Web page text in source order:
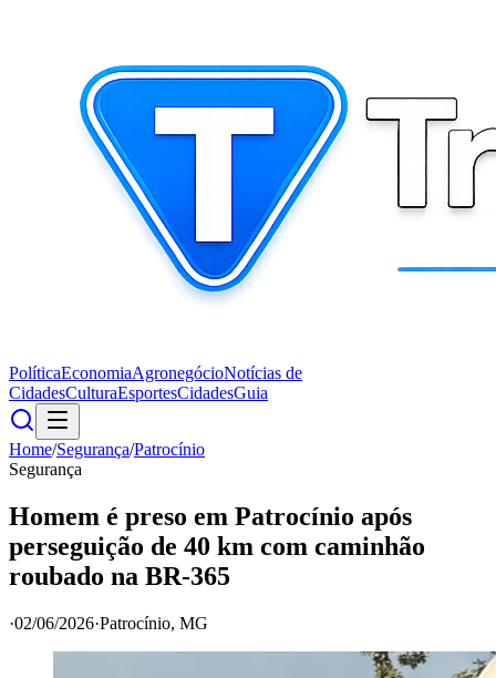
PolíticaEconomiaAgronegócioNotícias de
CidadesCulturaEsportesCidadesGuia
Home/Segurança/Patrocínio
Segurança
Homem é preso em Patrocínio após
perseguição de 40 km com caminhão
roubado na BR-365
·02/06/2026·Patrocínio, MG